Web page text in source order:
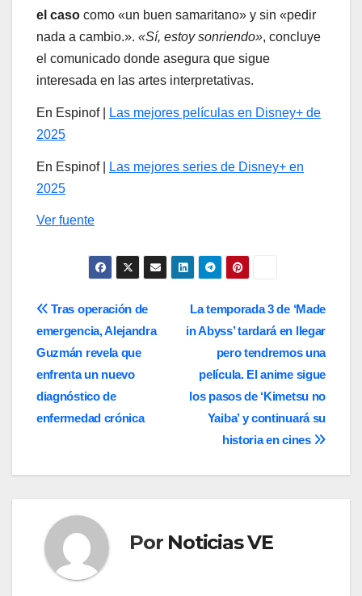
el caso como «un buen samaritano» y sin «pedir
nada a cambio.». «Sí, estoy sonriendo», concluye
el comunicado donde asegura que sigue
interesada en las artes interpretativas.
En Espinof |
Las mejores películas en Disney+ de
2025
En Espinof |
Las mejores series de Disney+ en
2025
Ver fuente
Navegación
de
entradas
La temporada 3 de ‘Made
in Abyss’ tardará en llegar
pero tendremos una
película. El anime sigue
los pasos de ‘Kimetsu no
Yaiba’ y continuará su
historia en cines
Tras operación de
emergencia, Alejandra
Guzmán revela que
enfrenta un nuevo
diagnóstico de
enfermedad crónica
Por Noticias VE